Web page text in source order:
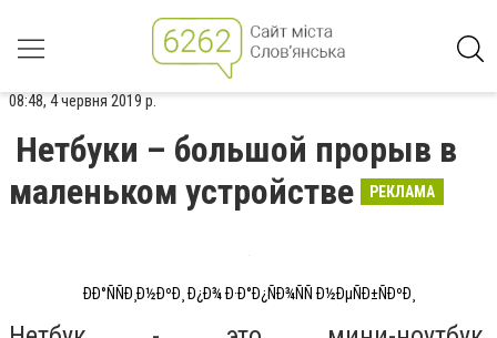
08:48, 4 червня 2019 р.
Нетбуки – большой прорыв в
маленьком устройстве
РЕКЛАМА
ÐÐ°ÑÑÐ¸Ð½ÐºÐ¸ Ð¿Ð¾ Ð·Ð°Ð¿ÑÐ¾ÑÑ Ð½ÐµÑÐ±ÑÐºÐ¸